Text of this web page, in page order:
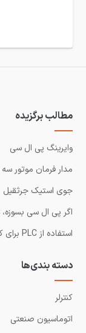
مطالب برگزیده
وایرینگ پی ال سی
مدار فرمان موتور سه
جوی استیک جرثقیل
اگر پی ال سی
استفاده از PLC برای کارگاه‌های کوچک چقدر هزینه داره؟
دسته بندی‌ها
کنترلر
اتوماسیون صنعتی